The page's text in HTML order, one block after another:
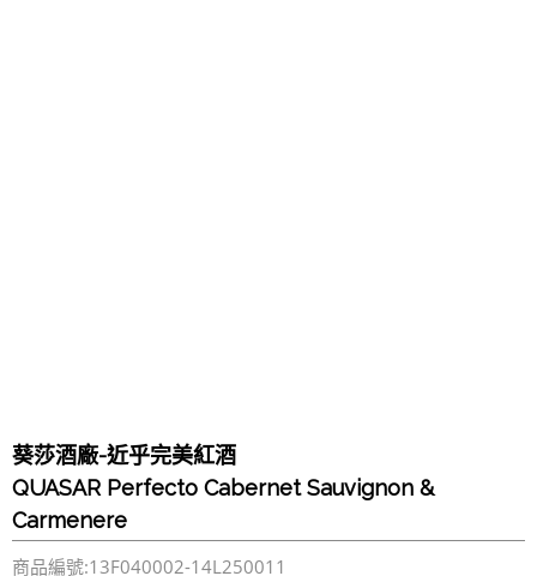
葵莎酒廠-近乎完美紅酒
QUASAR Perfecto Cabernet Sauvignon &
Carmenere
商品編號:13F040002-14L250011